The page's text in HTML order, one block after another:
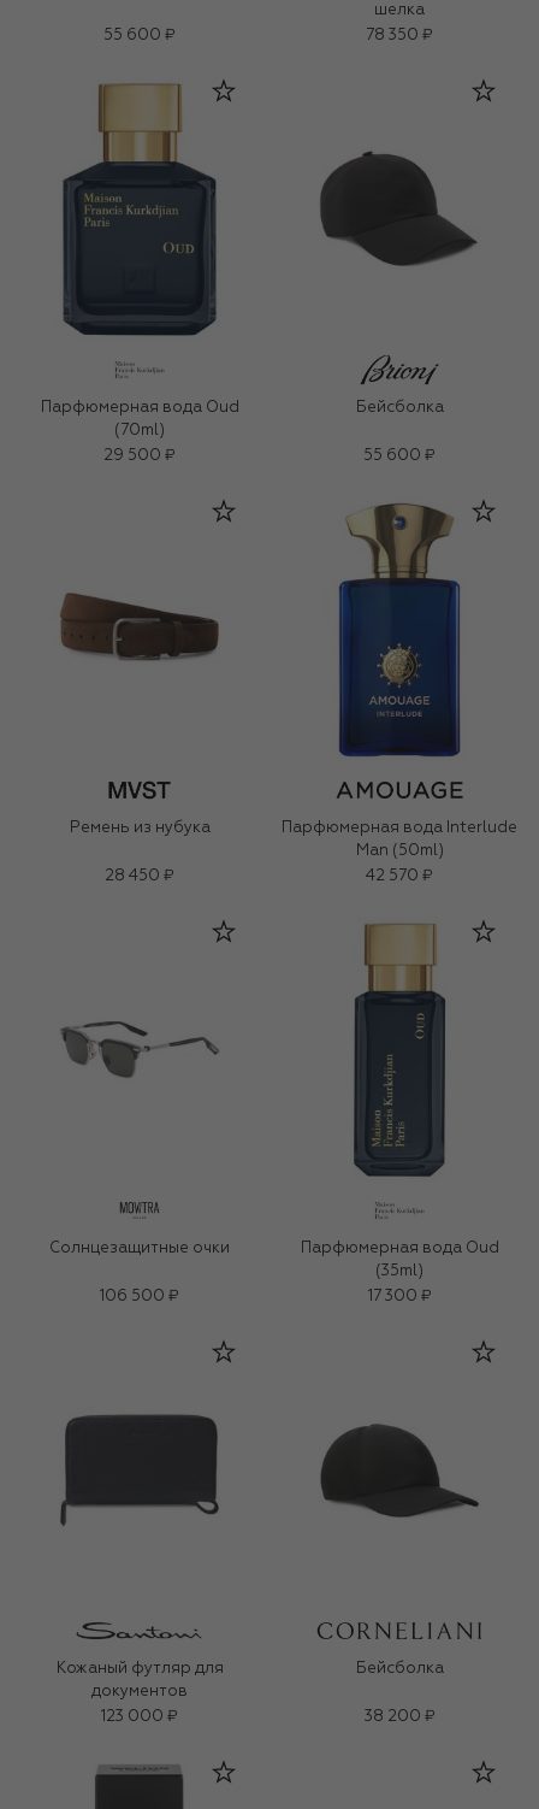
55 600 ₽
шелка
78 350 ₽
Парфюмерная вода Oud
(70ml)
29 500 ₽
Бейсболка
55 600 ₽
Ремень из нубука
28 450 ₽
Парфюмерная вода Interlude
Man (50ml)
42 570 ₽
Солнцезащитные очки
106 500 ₽
Парфюмерная вода Oud
(35ml)
17 300 ₽
Кожаный футляр для
документов
123 000 ₽
Бейсболка
38 200 ₽